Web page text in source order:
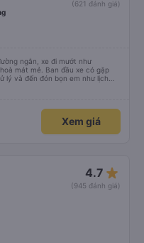
(621 đánh giá)
ngắn, xe đi mướt như
mát mẻ. Ban đầu xe có gặp
lý và đến đón bọn em như lịch
và nhiệt tình, trời mưa gió đã
Xem giá
4.7 star_rate
(945 đánh giá)